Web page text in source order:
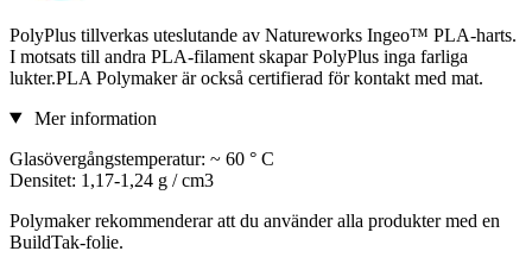
PolyPlus tillverkas uteslutande av Natureworks Ingeo™ PLA-harts.
I motsats till andra PLA-filament skapar PolyPlus inga farliga
lukter.PLA Polymaker är också certifierad för kontakt med mat.
Mer information
Glasövergångstemperatur: ~ 60 ° C
Densitet: 1,17-1,24 g / cm3
Polymaker rekommenderar att du använder alla produkter med en
BuildTak-folie.